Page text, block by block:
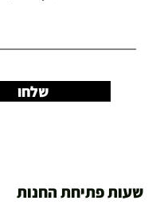
שלחו
שעות פתיחת החנות